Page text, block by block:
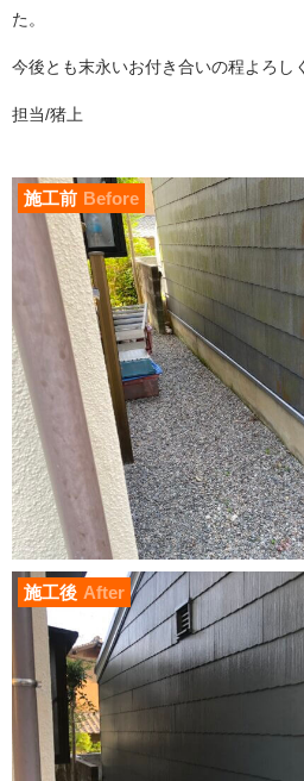
た。
今後とも末永いお付き合いの程よろし
担当/猪上
施工前 Before
施工後 After